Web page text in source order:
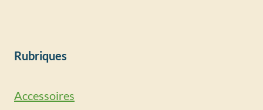
Rubriques
Accessoires